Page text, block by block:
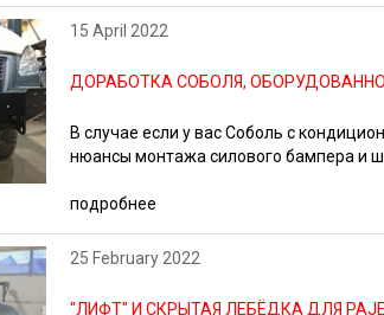
15 April 2022
ДОРАБОТКА СОБОЛЯ,
В случае если у вас Соболь с
нюансы монтажа силового бампера и
подробнее
25 February 2022
"ЛИФТ" И СКРЫТАЯ ЛЕБЁДКА ДЛЯ